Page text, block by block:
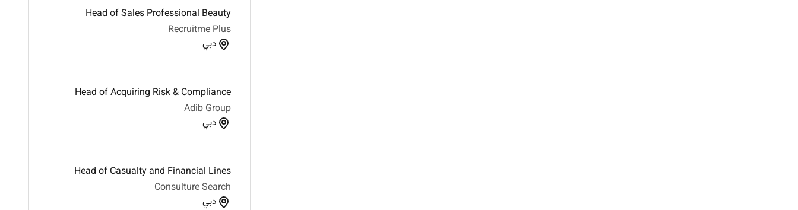
Head of Sales Professional Beauty
Recruitme Plus
دبي
Head of Acquiring Risk & Compliance
Adib Group
دبي
Head of Casualty and Financial Lines
Consulture Search
دبي